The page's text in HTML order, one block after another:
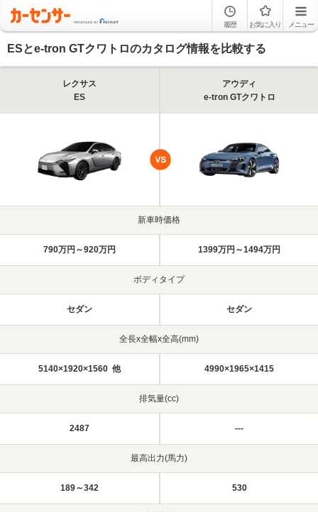
履歴 お気に入り メニュー
ESとe-tron GTクワトロのカタログ情報を比較する
レクサス
ES
アウディ
e-tron GTクワトロ
新車時価格
790万円～920万円 1399万円～1494万円
ボディタイプ
セダン セダン
全長x全幅x全高(mm)
5140×1920×1560 他 4990×1965×1415
排気量(cc)
2487 ---
最高出力(馬力)
189～342 530